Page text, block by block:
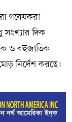
গবেষকরা
সংখ্যার দিক
ও বহুজাতিক
নির্দেশ করছে।